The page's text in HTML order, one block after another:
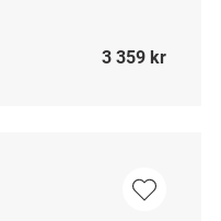
3 359 kr